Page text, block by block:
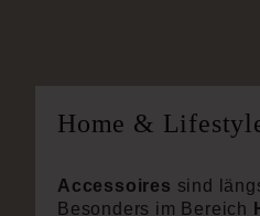
Home &
Accessoires sind
Besonders im Bereich